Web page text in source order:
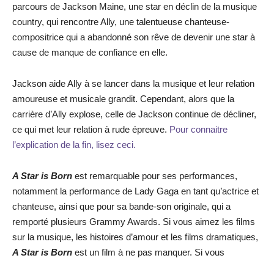
parcours de Jackson Maine, une star en déclin de la musique
country, qui rencontre Ally, une talentueuse chanteuse-
compositrice qui a abandonné son rêve de devenir une star à
cause de manque de confiance en elle.
Jackson aide Ally à se lancer dans la musique et leur relation
amoureuse et musicale grandit. Cependant, alors que la
carrière d’Ally explose, celle de Jackson continue de décliner,
ce qui met leur relation à rude épreuve. Pour connaitre
l’explication de la fin, lisez ceci.
A Star is Born est remarquable pour ses performances,
notamment la performance de Lady Gaga en tant qu’actrice et
chanteuse, ainsi que pour sa bande-son originale, qui a
remporté plusieurs Grammy Awards. Si vous aimez les films
sur la musique, les histoires d’amour et les films dramatiques,
A Star is Born est un film à ne pas manquer. Si vous